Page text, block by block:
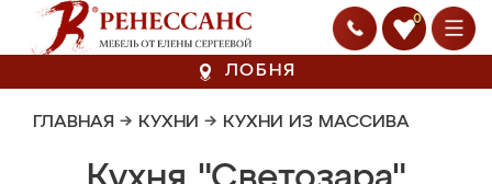
0
ЛОБНЯ
ГЛАВНАЯ → КУХНИ → КУХНИ ИЗ МАССИВА